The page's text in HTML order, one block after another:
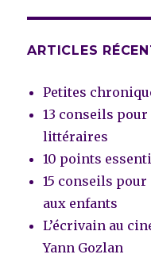
ARTICLES
Petites
13 conseils
littéraires
10 points
15 conseils
aux enfants
L’écrivain au
Yann Gozlan